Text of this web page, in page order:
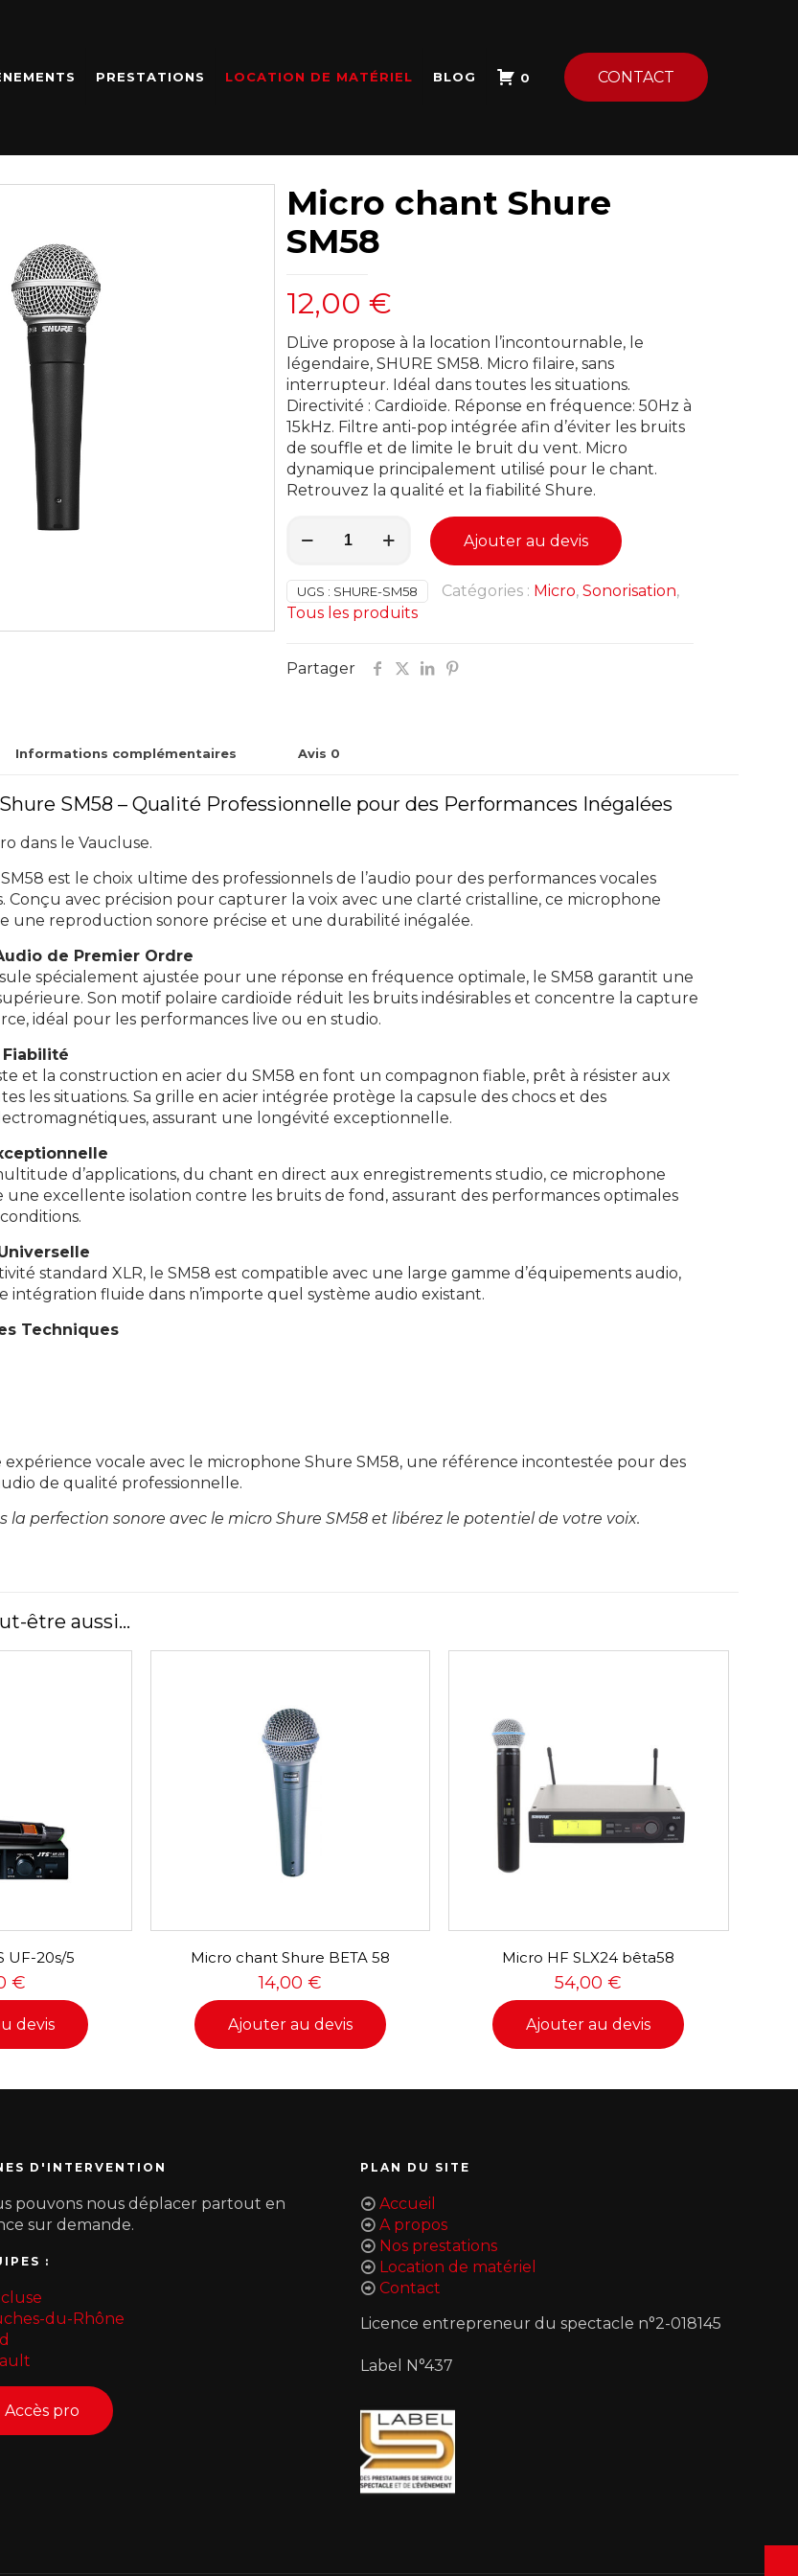
PRESTATIONS LOCATION DE MATÉRIEL BLOG 0 CONTACT
Micro chant Shure
SM58
12,00 €
DLive propose à la location l’incontournable, le
légendaire, SHURE SM58. Micro filaire, sans
interrupteur. Idéal dans toutes les situations.
Directivité : Cardioïde. Réponse en fréquence: 50Hz à
15kHz. Filtre anti-pop intégrée afin d’éviter les bruits
de souffle et de limite le bruit du vent. Micro
dynamique principalement utilisé pour le chant.
Retrouvez la qualité et la fiabilité Shure.
de
chant
Shure
Ajouter au devis
UGS : SHURE-SM58 Catégories : Micro, Sonorisation,
Tous les produits
Partager
Informations complémentaires Avis 0
SM58 – Qualité Professionnelle pour des Performances Inégalées
dans le Vaucluse.
est le choix ultime des professionnels de l’audio pour des performances vocales
Conçu avec précision pour capturer la voix avec une clarté cristalline, ce microphone
une reproduction sonore précise et une durabilité inégalée.
de Premier Ordre
spécialement ajustée pour une réponse en fréquence optimale, le SM58 garantit une
Son motif polaire cardioïde réduit les bruits indésirables et concentre la capture
idéal pour les performances live ou en studio.
Fiabilité
et la construction en acier du SM58 en font un compagnon fiable, prêt à résister aux
les situations. Sa grille en acier intégrée protège la capsule des chocs et des
assurant une longévité exceptionnelle.
d’applications, du chant en direct aux enregistrements studio, ce microphone
excellente isolation contre les bruits de fond, assurant des performances optimales
standard XLR, le SM58 est compatible avec une large gamme d’équipements audio,
intégration fluide dans n’importe quel système audio existant.
Techniques
vocale avec le microphone Shure SM58, une référence incontestée pour des
de qualité professionnelle.
la perfection sonore avec le micro Shure SM58 et libérez le potentiel de votre voix.
être aussi…
UF-20s/5
€
devis
Micro chant Shure BETA 58
14,00€
Ajouter au devis
Micro HF SLX24 bêta58
54,00€
Ajouter au devis
D'INTERVENTION
pouvons nous déplacer partout en
sur demande.
:
du-Rhône
Accès pro
PLAN DU SITE
Accueil
A propos
Nos prestations
Location de matériel
Contact
Licence entrepreneur du spectacle n°2-018145
Label N°437